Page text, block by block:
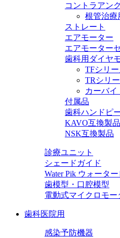
コントラアン
根管治療
ストレート
エアモーター
エアモーター
歯科用ダイヤ
TFシリ
TRシリ
カーバイ
付属品
歯科ハンドピ
KAVO互換製品
NSK互換製品
診療ユニット
シェードガイド
Water Pik ウォータ
歯模型・口腔模型
電動式マイクロモー
歯科医院用
感染予防機器